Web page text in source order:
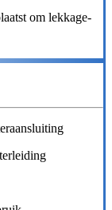
om lekkage-